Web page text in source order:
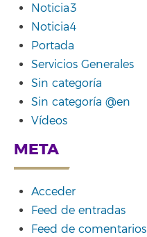
Noticia3
Noticia4
Portada
Servicios Generales
Sin categoría
Sin categoría @en
Vídeos
META
Acceder
Feed de entradas
Feed de comentarios